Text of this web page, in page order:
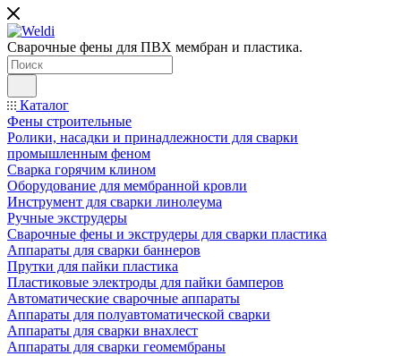
Сварочные фены для ПВХ мембран и пластика.
Каталог
Фены строительные
Ролики, насадки и принадлежности для сварки
промышленным феном
Сварка горячим клином
Оборудование для мембранной кровли
Инструмент для сварки линолеума
Ручные экструдеры
Сварочные фены и экструдеры для сварки пластика
Аппараты для сварки баннеров
Прутки для пайки пластика
Пластиковые электроды для пайки бамперов
Автоматические сварочные аппараты
Аппараты для полуавтоматической сварки
Аппараты для сварки внахлест
Аппараты для сварки геомембраны